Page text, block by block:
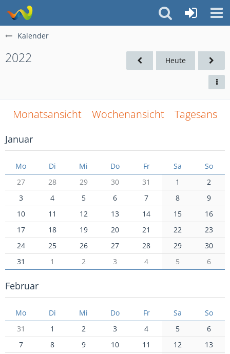
Kalender
2022 Heute
Monatsansicht Wochenansicht
Januar
Mo Di Mi Do Fr Sa
So
27
28 29 30 31 1
2
3
4 5 6 7 8
9
10
11 12 13 14 15
16
17
18 19 20 21 22
23
24
25 26 27 28 29
30
31
1 2 3 4 5 6
Februar
Mo Di Mi Do Fr Sa
So
31
1 2 3 4 5
6
7
8 9 10 11 12
13